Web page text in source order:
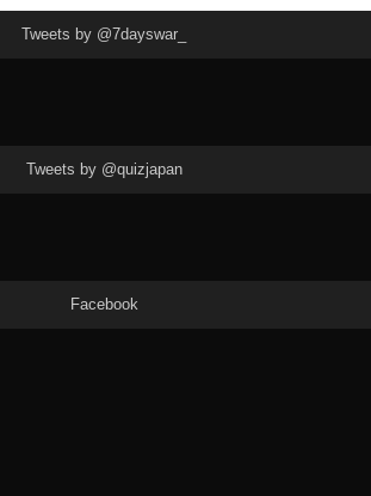
Tweets by @7dayswar_
Tweets by @quizjapan
Facebook